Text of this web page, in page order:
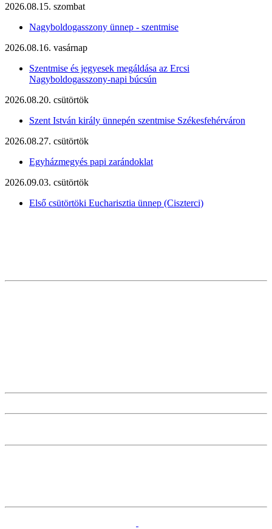
2026.08.15. szombat
Nagyboldogasszony ünnep - szentmise
2026.08.16. vasárnap
Szentmise és jegyesek megáldása az Ercsi
Nagyboldogasszony-napi búcsún
2026.08.20. csütörtök
Szent István király ünnepén szentmise Székesfehérváron
2026.08.27. csütörtök
Egyházmegyés papi zarándoklat
2026.09.03. csütörtök
Első csütörtöki Eucharisztia ünnep (Ciszterci)